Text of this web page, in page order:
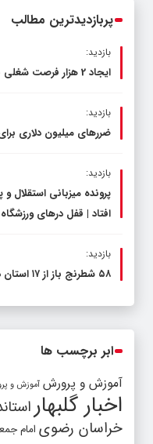
پربازدیدترین مطالب
بازدید:
ایجاد 2 هزار فرصت شغلی برای مددجویان طی ۵ سال گذشته
بازدید:
ضررهای میلیون دلاری
بازدید:
پرونده میزبانی استقلال
افتاد | قفل در‌های
بازدید:
۵۸ شطرنج‌ باز از ۱۷ استان در حال رقابت در گلمکان
ابر برچسب ها
آموزش و پرورش آموزش و
اخبار گلبهار
خراسان رضوی امام